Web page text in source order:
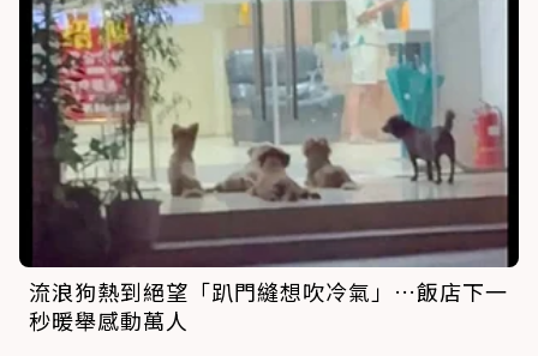
流浪狗熱到絕望「趴門縫想吹冷氣」…飯店下一
秒暖舉感動萬人